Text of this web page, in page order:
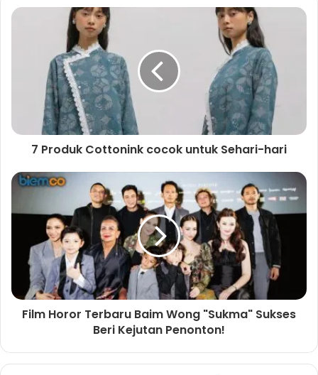
s
7 Produk Cottonink cocok untuk Sehari-hari
Film Horor Terbaru Baim Wong "Sukma" Sukses
Beri Kejutan Penonton!